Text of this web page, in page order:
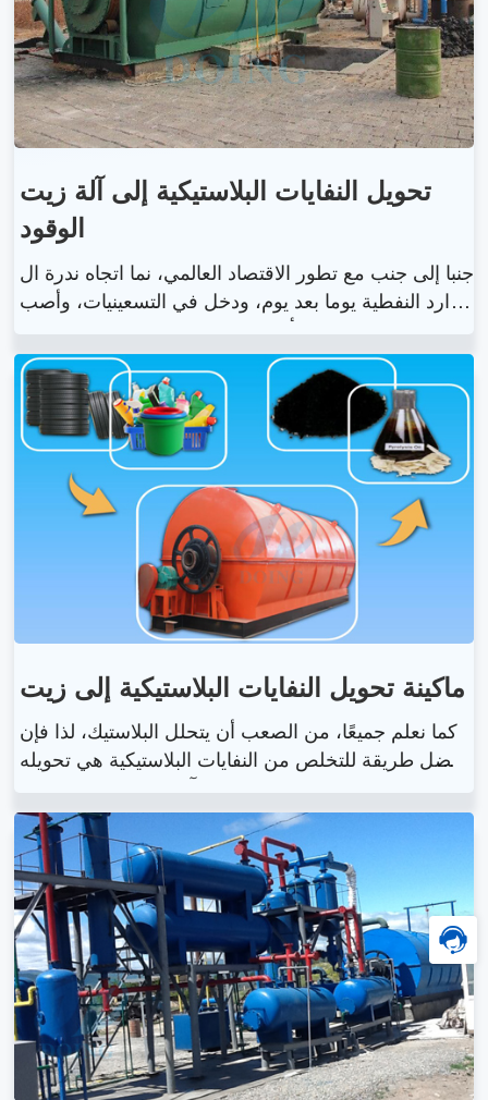
تحويل النفايات البلاستيكية إلى آلة زيت
الوقود
جنبا إلى جنب مع تطور الاقتصاد العالمي، نما اتجاه ندرة ال
موارد النفطية يوما بعد يوم، ودخل في التسعينيات، وأصب
حت الطاقة العامل الأساسي الذي يقيد التنمية الاقتصادية
في مختلف البلدان. وفي الوقت نفسه، يمكن رؤية هدر ال
طاقة في كل مكان. لقد أصبح البحث عن الطاقة الجديدة
موضع اهتمام مختلف البلدان. شركة Henan Doing Gro
up هي الشركة المصنعة المهنية المحلية الرائدة في تحوي
ل النفايات البلاستيكية إلى آلة زيت الوقود، ومعدات إعادة
تدوير نفايات الإطارات، وآلة تقطير زيت محرك النفايات.
مبدأنا الأخير هو تنظيف العالم وتجديد النفايات إلى طاقة،
ماكينة تحويل النفايات البلاستيكية إلى زيت
كما نعلم جميعًا، من الصعب أن يتحلل البلاستيك، لذا فإن
أفضل طريقة للتخلص من النفايات البلاستيكية هي تحويله
ا إلى موارد مفيدة. يمكن استخدام آلة تحويل النفايات البلا
ستيكية إلى زيت المصنعة بواسطة مجموعة Doing لتحو
يل البلاستيك إلى زيت الانحلال الحراري وأسود الكربون.
ما هي النفايات البلاستيكية التي يمكن التخلص منها عن ط
ريق آلة تحويل النفايات البلاستيكية إلى النفط؟